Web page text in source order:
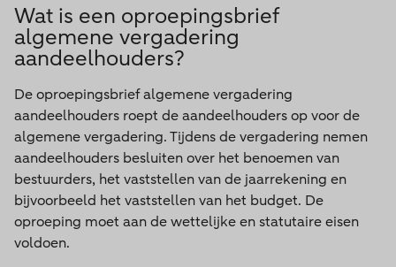
Wat is een oproepingsbrief
algemene vergadering
aandeelhouders?
De oproepingsbrief algemene vergadering
aandeelhouders roept de aandeelhouders op voor de
algemene vergadering. Tijdens de vergadering nemen
aandeelhouders besluiten over het benoemen van
bestuurders, het vaststellen van de jaarrekening en
bijvoorbeeld het vaststellen van het budget. De
oproeping moet aan de wettelijke en statutaire eisen
voldoen.